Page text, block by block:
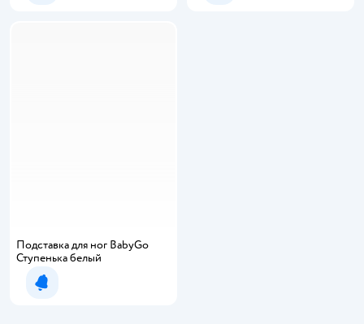
Подставка для ног BabyGo
Ступенька белый
Уведомить о появлении